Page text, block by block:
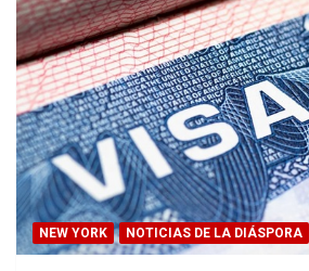
NEW YORK NOTICIAS DE LA DIÁSPORA